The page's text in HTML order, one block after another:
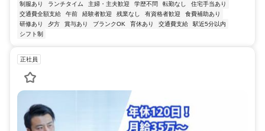
制服あり ランチタイム 主婦・主夫歓迎 学歴不問 転勤なし
住宅手当あり
交通費全額支給
午前 経験者歓迎 残業なし 有資格者歓迎
食費補助あり
研修あり
夕方 賞与あり ブランクOK 育休あり 交通費支給
駅近5分以内
シフト制
正社員